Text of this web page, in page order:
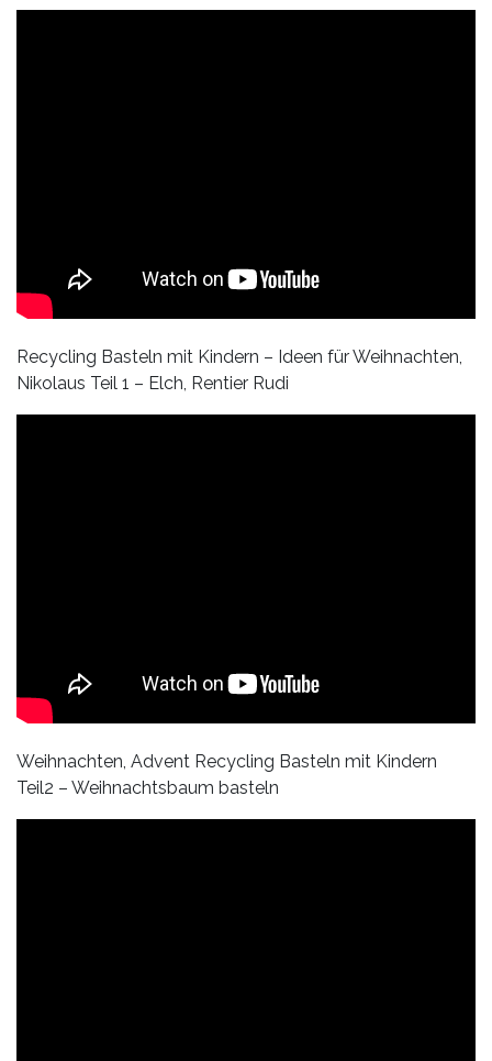
Recycling Basteln mit Kindern – Ideen für Weihnachten,
Nikolaus Teil 1 – Elch, Rentier Rudi
Weihnachten, Advent Recycling Basteln mit Kindern
Teil2 – Weihnachtsbaum basteln